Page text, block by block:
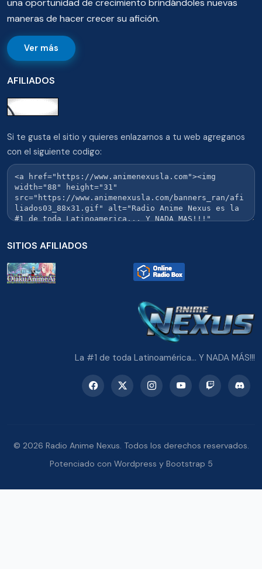
maneras de hacer crecer su afición.
Ver más
AFILIADOS
Si te gusta el sitio y quieres enlazarnos a tu web agreganos
con el siguiente codigo:
SITIOS AFILIADOS
La #1 de toda Latinoamérica... Y NADA MÁS!!!
© 2026 Radio Anime Nexus. Todos los derechos reservados.
Potenciado con Wordpress y Bootstrap 5